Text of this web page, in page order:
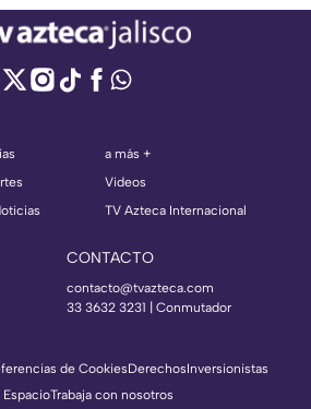
a más +
Videos
TV Azteca Internacional
CONTACTO
contacto@tvazteca.com
33 3632 3231 | Conmutador
de CookiesDerechosInversionistas
EspacioTrabaja con nosotros